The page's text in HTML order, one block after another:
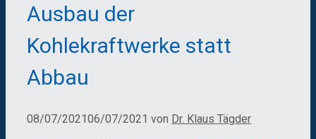
Ausbau der
Kohlekraftwerke statt
Abbau
08/07/202106/07/2021 von Dr. Klaus Tägder